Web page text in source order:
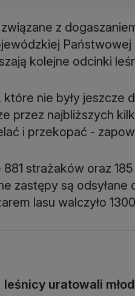
związane z
kolejne odcinki
nie były jeszcze
przez najbliższych
i przekopać -
strażaków oraz
zastępy są
lasu walczyło
uratowali